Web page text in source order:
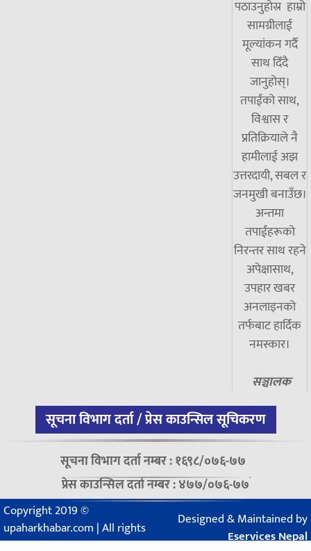
पठाउनुहोस्र हाम्रो
सामग्रीलाई
मूल्यांकन गर्दै
साथ दिँदै
जानुहोस्।
तपाईंको साथ,
विश्वास र
प्रतिक्रियाले नै
हामीलाई अझ
उत्तरदायी, सबल र
जनमुखी बनाउँछ।
अन्तमा
तपाईंहरूको
निरन्तर साथ रहने
अपेक्षासाथ,
उपहार खबर
अनलाइनको
तर्फबाट हार्दिक
नमस्कार।
सञ्चालक
सूचना विभाग दर्ता / प्रेस काउन्सिल सूचिकरण
सूचना विभाग दर्ता नम्बर : १६९८/०७६-७७
प्रेस काउन्सिल दर्ता नम्बर : ४७७/०७६-७७
Copyright 2019 ©
upaharkhabar.com | All rights
reserved.
Designed & Maintained by
Eservices Nepal